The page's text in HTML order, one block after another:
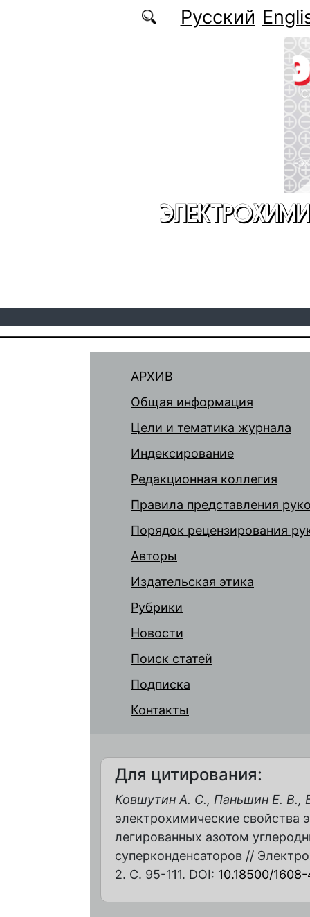
Перейти к основному содержаниюРусский
АРХИВ
Общая информация
Цели и тематика журнала
Индексирование
Редакционная коллегия
Правила представления
Порядок рецензирования
Авторы
Издательская этика
Рубрики
Новости
Поиск статей
Подписка
Контакты
Для цитирования:
Ковшутин А. С., Паньшин Е. В.,
электрохимические свойства
легированных азотом
суперконденсаторов //
2. С. 95-111. DOI: 10.18500/